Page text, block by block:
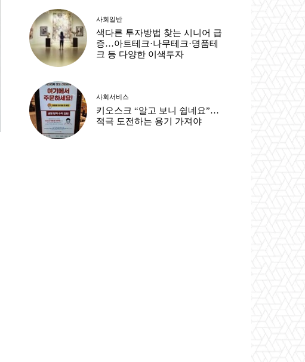
사회일반
색다른 투자방법 찾는 시니어 급
증…아트테크·나무테크·명품테
크 등 다양한 이색투자
사회서비스
키오스크 “알고 보니 쉽네요”…
적극 도전하는 용기 가져야